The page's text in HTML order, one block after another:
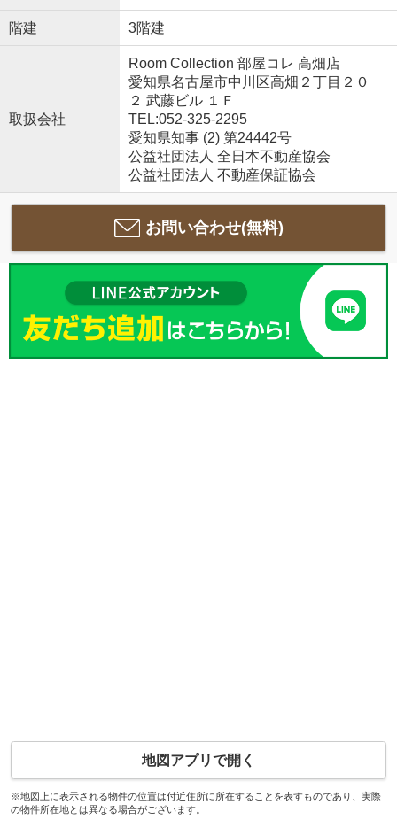
階建 3階建
取扱会社
Room Collection 部屋コレ 高畑店
愛知県名古屋市中川区高畑２丁目２０
２ 武藤ビル １Ｆ
TEL:052-325-2295
愛知県知事 (2) 第24442号
公益社団法人 全日本不動産協会
公益社団法人 不動産保証協会
お問い合わせ(無料)
地図アプリで開く
※地図上に表示される物件の位置は付近住所に所在することを表すものであり、実際
の物件所在地とは異なる場合がございます。